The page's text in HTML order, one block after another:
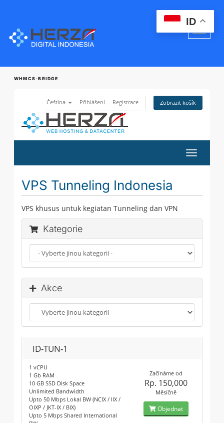
WHMCS-BRIDGE
Čeština Přihlášení Registrace Zobrazit košík
Přepnout
navigaci
VPS Tunneling Indonesia
VPS khusus untuk kegiatan Tunneling dan VPN
Kategorie
Akce
ID-TUN-1
1 vCPU
1 Gb RAM
10 GB SSD Disk Space
Unlimited Bandwidth
Upto 50 Mbps Lokal BW (NCIX / IIX /
OIXP / JKT-IX / BIX)
Upto 5 Mbps Shared International
Začínáme od
Rp. 150,000
Měsíčně
Objednat
ID